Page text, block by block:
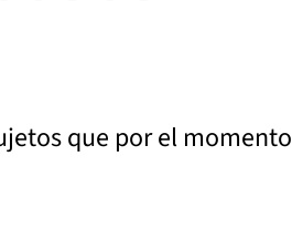
que por el momento